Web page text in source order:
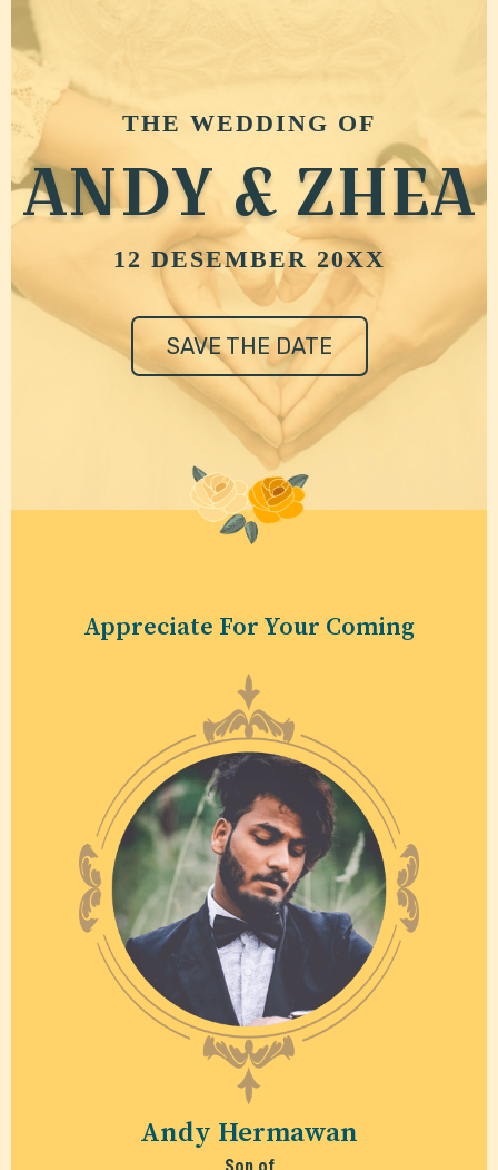
THE WEDDING OF
ANDY & ZHEA
12 DESEMBER 20XX
SAVE THE DATE
Appreciate For Your Coming
Andy Hermawan
Son of